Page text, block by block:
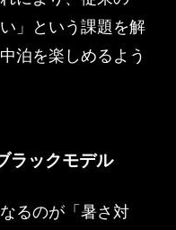
」という課題を解
泊を楽しめるよう
ラックモデル
るのが「暑さ対